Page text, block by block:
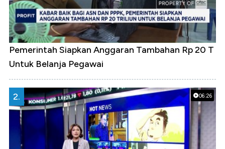
Pemerintah Siapkan Anggaran Tambahan Rp 20 T
Untuk Belanja Pegawai
06:26
2.